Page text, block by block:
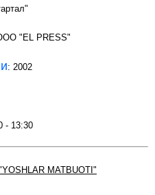
"EL PRESS"
: 2002
- 13:30
MATBUOTI"